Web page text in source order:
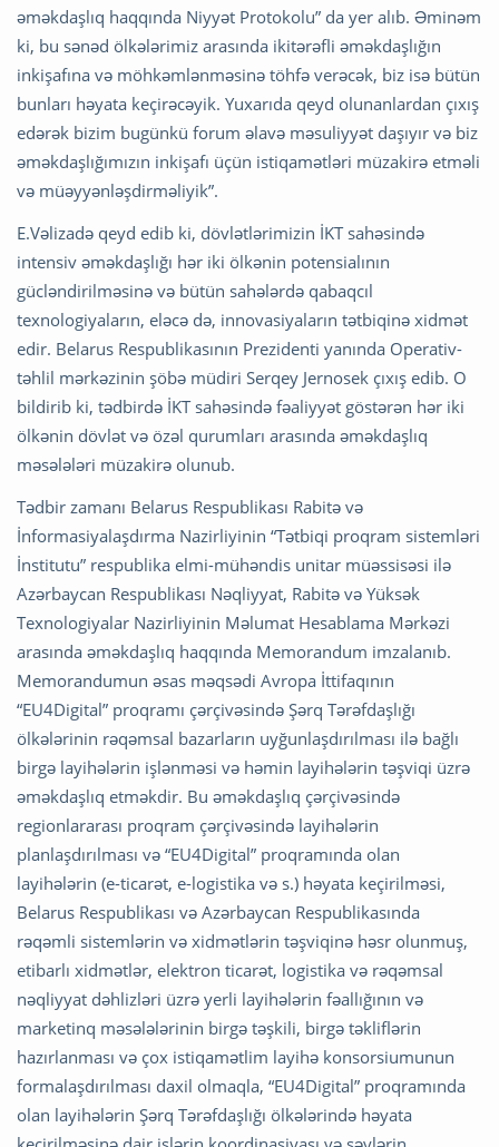
əməkdaşlıq haqqında Niyyət Protokolu” da yer alıb. Əminəm
ki, bu sənəd ölkələrimiz arasında ikitərəfli əməkdaşlığın
inkişafına və möhkəmlənməsinə töhfə verəcək, biz isə bütün
bunları həyata keçirəcəyik. Yuxarıda qeyd olunanlardan çıxış
edərək bizim bugünkü forum əlavə məsuliyyət daşıyır və biz
əməkdaşlığımızın inkişafı üçün istiqamətləri müzakirə etməli
və müəyyənləşdirməliyik”.
E.Vəlizadə qeyd edib ki, dövlətlərimizin İKT sahəsində
intensiv əməkdaşlığı hər iki ölkənin potensialının
gücləndirilməsinə və bütün sahələrdə qabaqcıl
texnologiyaların, eləcə də, innovasiyaların tətbiqinə xidmət
edir. Belarus Respublikasının Prezidenti yanında Operativ-
təhlil mərkəzinin şöbə müdiri Serqey Jernosek çıxış edib. O
bildirib ki, tədbirdə İKT sahəsində fəaliyyət göstərən hər iki
ölkənin dövlət və özəl qurumları arasında əməkdaşlıq
məsələləri müzakirə olunub.
Tədbir zamanı Belarus Respublikası Rabitə və
İnformasiyalaşdırma Nazirliyinin “Tətbiqi proqram sistemləri
İnstitutu” respublika elmi-mühəndis unitar müəssisəsi ilə
Azərbaycan Respublikası Nəqliyyat, Rabitə və Yüksək
Texnologiyalar Nazirliyinin Məlumat Hesablama Mərkəzi
arasında əməkdaşlıq haqqında Memorandum imzalanıb.
Memorandumun əsas məqsədi Avropa İttifaqının
“EU4Digital” proqramı çərçivəsində Şərq Tərəfdaşlığı
ölkələrinin rəqəmsal bazarların uyğunlaşdırılması ilə bağlı
birgə layihələrin işlənməsi və həmin layihələrin təşviqi üzrə
əməkdaşlıq etməkdir. Bu əməkdaşlıq çərçivəsində
regionlararası proqram çərçivəsində layihələrin
planlaşdırılması və “EU4Digital” proqramında olan
layihələrin (e-ticarət, e-logistika və s.) həyata keçirilməsi,
Belarus Respublikası və Azərbaycan Respublikasında
rəqəmli sistemlərin və xidmətlərin təşviqinə həsr olunmuş,
etibarlı xidmətlər, elektron ticarət, logistika və rəqəmsal
nəqliyyat dəhlizləri üzrə yerli layihələrin fəallığının və
marketinq məsələlərinin birgə təşkili, birgə təkliflərin
hazırlanması və çox istiqamətlim layihə konsorsiumunun
formalaşdırılması daxil olmaqla, “EU4Digital” proqramında
olan layihələrin Şərq Tərəfdaşlığı ölkələrində həyata